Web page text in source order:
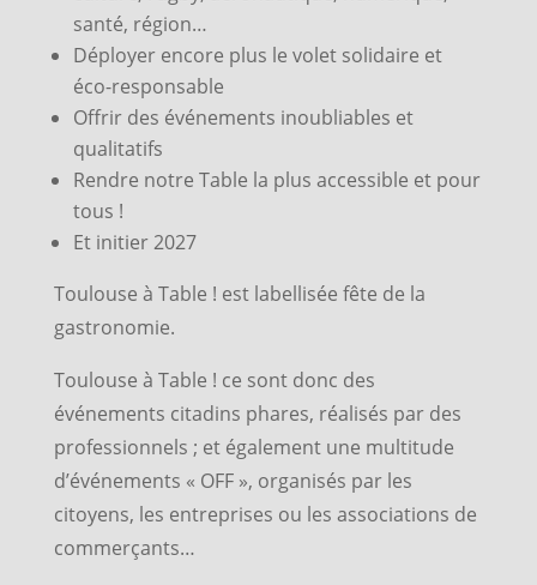
santé, région…
Déployer encore plus le volet solidaire et
éco-responsable
Offrir des événements inoubliables et
qualitatifs
Rendre notre Table la plus accessible et pour
tous !
Et initier 2027
Toulouse à Table ! est labellisée fête de la
gastronomie.
Toulouse à Table ! ce sont donc des
événements citadins phares, réalisés par des
professionnels ; et également une multitude
d’événements « OFF », organisés par les
citoyens, les entreprises ou les associations de
commerçants…